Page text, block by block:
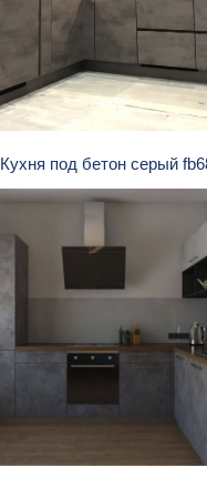
Кухня под бетон серый